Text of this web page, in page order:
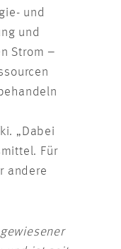
und
und
Strom –
„Dabei
Für
andere